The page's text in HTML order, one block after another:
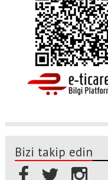
Bizi takip edin